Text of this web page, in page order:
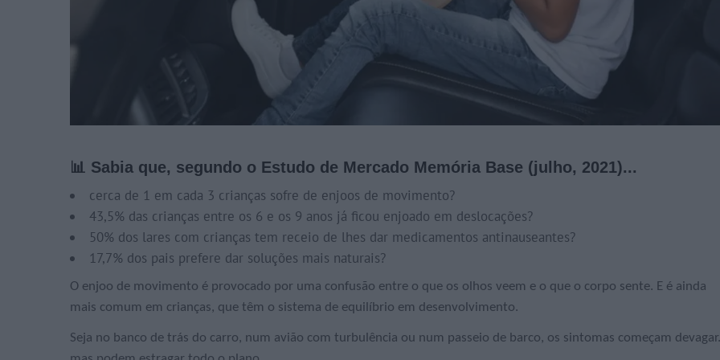
📊 Sabia que, segundo o Estudo de Mercado Memória Base (julho, 2021)...
cerca de 1 em cada 3 crianças sofre de enjoos de movimento?
43,5% das crianças entre os 6 e os 9 anos já ficou enjoado em deslocações?
50% dos lares com crianças tem receio de lhes dar medicamentos antinauseantes?
17,7% dos pais prefere dar soluções mais naturais?
O enjoo de movimento é provocado por uma confusão entre o que os olhos veem e o que o corpo sente. E é ainda
mais comum em crianças, que têm o sistema de equilíbrio em desenvolvimento.
Seja no banco de trás do carro, num avião com turbulência ou num passeio de barco, os sintomas começam